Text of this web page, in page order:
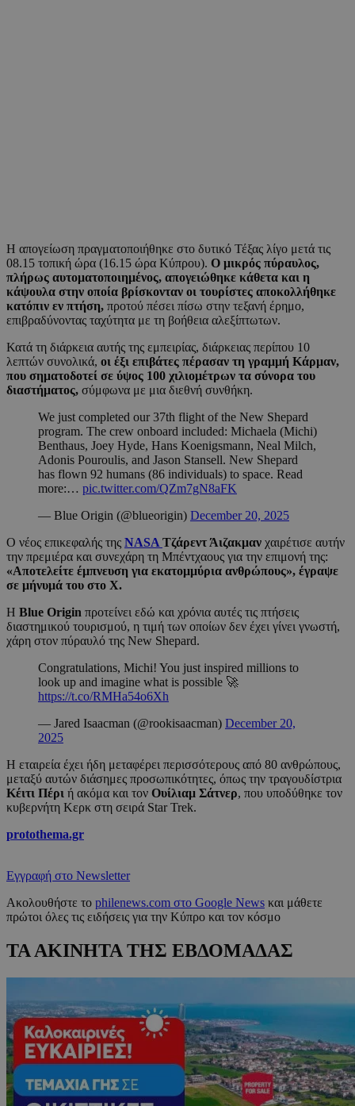
Η απογείωση πραγματοποιήθηκε στο δυτικό Τέξας λίγο μετά τις
08.15 τοπική ώρα (16.15 ώρα Κύπρου). Ο μικρός πύραυλος,
πλήρως αυτοματοποιημένος, απογειώθηκε κάθετα και η
κάψουλα στην οποία βρίσκονταν οι τουρίστες αποκολλήθηκε
κατόπιν εν πτήση, προτού πέσει πίσω στην τεξανή έρημο,
επιβραδύνοντας ταχύτητα με τη βοήθεια αλεξίπτωτων.
Κατά τη διάρκεια αυτής της εμπειρίας, διάρκειας περίπου 10
λεπτών συνολικά, οι έξι επιβάτες πέρασαν τη γραμμή Κάρμαν,
που σηματοδοτεί σε ύψος 100 χιλιομέτρων τα σύνορα του
διαστήματος, σύμφωνα με μια διεθνή συνθήκη.
We just completed our 37th flight of the New Shepard
program. The crew onboard included: Michaela (Michi)
Benthaus, Joey Hyde, Hans Koenigsmann, Neal Milch,
Adonis Pouroulis, and Jason Stansell. New Shepard
has flown 92 humans (86 individuals) to space. Read
more:… pic.twitter.com/QZm7gN8aFK
— Blue Origin (@blueorigin) December 20, 2025
Ο νέος επικεφαλής της NASA Τζάρεντ Άιζακμαν χαιρέτισε αυτήν
την πρεμιέρα και συνεχάρη τη Μπέντχαους για την επιμονή της:
«Αποτελείτε έμπνευση για εκατομμύρια ανθρώπους», έγραψε
σε μήνυμά του στο Χ.
Η Blue Origin προτείνει εδώ και χρόνια αυτές τις πτήσεις
διαστημικού τουρισμού, η τιμή των οποίων δεν έχει γίνει γνωστή,
χάρη στον πύραυλό της New Shepard.
Congratulations, Michi! You just inspired millions to
look up and imagine what is possible 🚀
https://t.co/RMHa54o6Xh
— Jared Isaacman (@rookisaacman) December 20,
2025
Η εταιρεία έχει ήδη μεταφέρει περισσότερους από 80 ανθρώπους,
μεταξύ αυτών διάσημες προσωπικότητες, όπως την τραγουδίστρια
Κέιτι Πέρι ή ακόμα και τον Ουίλιαμ Σάτνερ, που υποδύθηκε τον
κυβερνήτη Κερκ στη σειρά Star Trek.
protothema.gr
Εγγραφή στο Newsletter
Ακολουθήστε το philenews.com στο Google News και μάθετε
πρώτοι όλες τις ειδήσεις για την Κύπρο και τον κόσμο
ΤΑ ΑΚΙΝΗΤΑ ΤΗΣ ΕΒΔΟΜΑΔΑΣ